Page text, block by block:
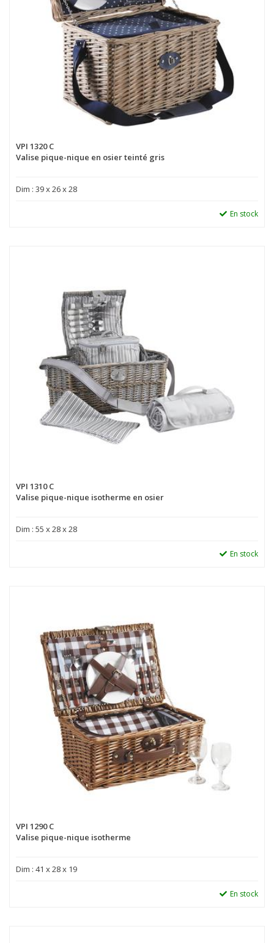
VPI 1320 C
Valise pique-nique en osier teinté gris
Dim : 39 x 26 x 28
En stock
VPI 1310 C
Valise pique-nique isotherme en osier
Dim : 55 x 28 x 28
En stock
VPI 1290 C
Valise pique-nique isotherme
Dim : 41 x 28 x 19
En stock